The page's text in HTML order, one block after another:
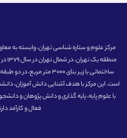
مرکز علوم و ستاره شناسی تهران، وابسته به
ساختمانی با زیر بنای 3000 متر
است. این مرکز با هدف آشنایی دانش آموزان،
با علوم پایه، پایه گذاری و دانش پژوهان و
فعال و کارآمد